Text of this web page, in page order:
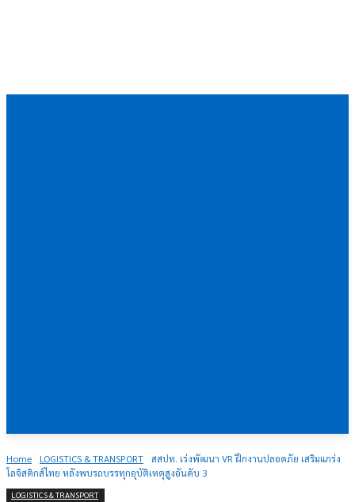
Home LOGISTICS & TRANSPORT
สสปท. เร่งพัฒนา VR ฝึกงานปลอดภัย เสริมแกร่ง
โลจิสติกส์ไทย หลังพบรถบรรทุกอุบัติเหตุสูงอันดับ 3
LOGISTICS & TRANSPORT